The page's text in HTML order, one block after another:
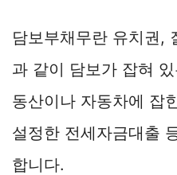
담보부채무란 유치권,
과 같이 담보가 잡혀
동산이나 자동차에 잡
설정한 전세자금대출
합니다.